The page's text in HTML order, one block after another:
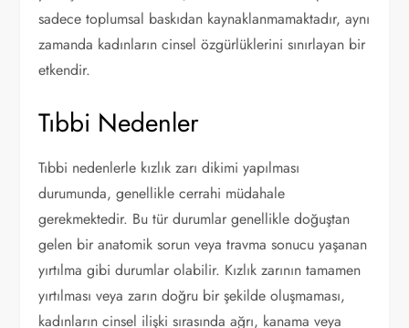
sadece toplumsal baskıdan kaynaklanmamaktadır, aynı
zamanda kadınların cinsel özgürlüklerini sınırlayan bir
etkendir.
Tıbbi Nedenler
Tıbbi nedenlerle kızlık zarı dikimi yapılması
durumunda, genellikle cerrahi müdahale
gerekmektedir. Bu tür durumlar genellikle doğuştan
gelen bir anatomik sorun veya travma sonucu yaşanan
yırtılma gibi durumlar olabilir. Kızlık zarının tamamen
yırtılması veya zarın doğru bir şekilde oluşmaması,
kadınların cinsel ilişki sırasında ağrı, kanama veya